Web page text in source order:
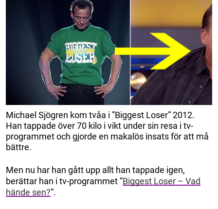
Michael Sjögren kom tvåa i ”Biggest Loser” 2012.
Han tappade över 70 kilo i vikt under sin resa i tv-
programmet och gjorde en makalös insats för att må
bättre.
Men nu har han gått upp allt han tappade igen,
berättar han i tv-programmet ”Biggest Loser – Vad
hände sen?”.